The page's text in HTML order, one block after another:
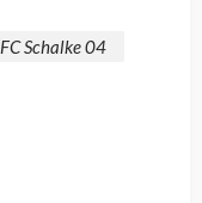
FC Schalke 04